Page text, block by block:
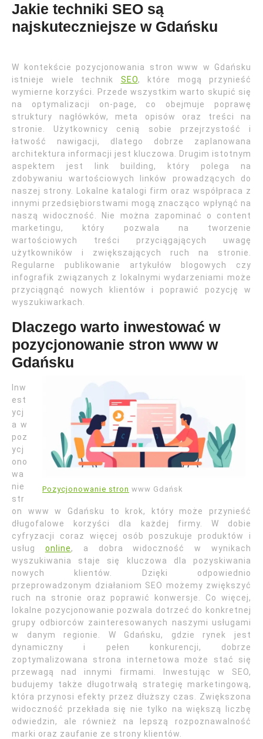
Jakie techniki SEO są
najskuteczniejsze w Gdańsku
W kontekście pozycjonowania stron www w Gdańsku
istnieje wiele technik SEO, które mogą przynieść
wymierne korzyści. Przede wszystkim warto skupić się
na optymalizacji on-page, co obejmuje poprawę
struktury nagłówków, meta opisów oraz treści na
stronie. Użytkownicy cenią sobie przejrzystość i
łatwość nawigacji, dlatego dobrze zaplanowana
architektura informacji jest kluczowa. Drugim istotnym
aspektem jest link building, który polega na
zdobywaniu wartościowych linków prowadzących do
naszej strony. Lokalne katalogi firm oraz współpraca z
innymi przedsiębiorstwami mogą znacząco wpłynąć na
naszą widoczność. Nie można zapominać o content
marketingu, który pozwala na tworzenie
wartościowych treści przyciągających uwagę
użytkowników i zwiększających ruch na stronie.
Regularne publikowanie artykułów blogowych czy
infografik związanych z lokalnymi wydarzeniami może
przyciągnąć nowych klientów i poprawić pozycję w
wyszukiwarkach.
Dlaczego warto inwestować w
pozycjonowanie stron www w
Gdańsku
Pozycjonowanie stron www Gdańsk
Inw
est
ycj
a w
poz
ycj
ono
wa
nie
str
on www w Gdańsku to krok, który może przynieść
długofalowe korzyści dla każdej firmy. W dobie
cyfryzacji coraz więcej osób poszukuje produktów i
usług online, a dobra widoczność w wynikach
wyszukiwania staje się kluczowa dla pozyskiwania
nowych klientów. Dzięki odpowiednio
przeprowadzonym działaniom SEO możemy zwiększyć
ruch na stronie oraz poprawić konwersje. Co więcej,
lokalne pozycjonowanie pozwala dotrzeć do konkretnej
grupy odbiorców zainteresowanych naszymi usługami
w danym regionie. W Gdańsku, gdzie rynek jest
dynamiczny i pełen konkurencji, dobrze
zoptymalizowana strona internetowa może stać się
przewagą nad innymi firmami. Inwestując w SEO,
budujemy także długotrwałą strategię marketingową,
która przynosi efekty przez dłuższy czas. Zwiększona
widoczność przekłada się nie tylko na większą liczbę
odwiedzin, ale również na lepszą rozpoznawalność
marki oraz zaufanie ze strony klientów.